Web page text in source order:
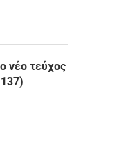
νέο τεύχος